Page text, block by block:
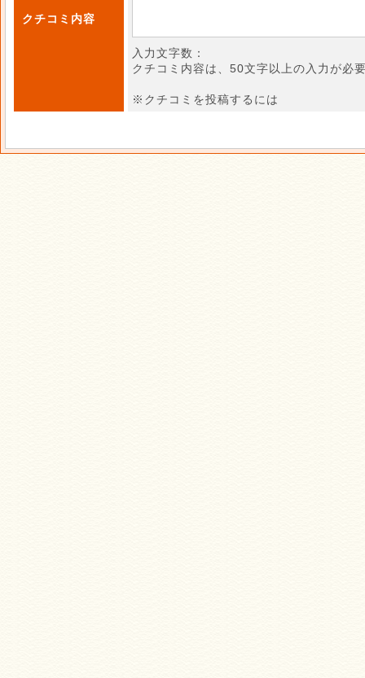
クチコミ内容
入力文字数：
クチコミ内容は、50文字以上の入力が必
※クチコミを投稿するには